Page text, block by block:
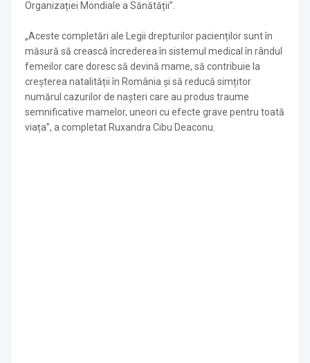
Organizației Mondiale a Sănătății”.
„Aceste completări ale Legii drepturilor pacienților sunt în
măsură să crească încrederea în sistemul medical în rândul
femeilor care doresc să devină mame, să contribuie la
creșterea natalității în România și să reducă simțitor
numărul cazurilor de nașteri care au produs traume
semnificative mamelor, uneori cu efecte grave pentru toată
viața”, a completat Ruxandra Cibu Deaconu.